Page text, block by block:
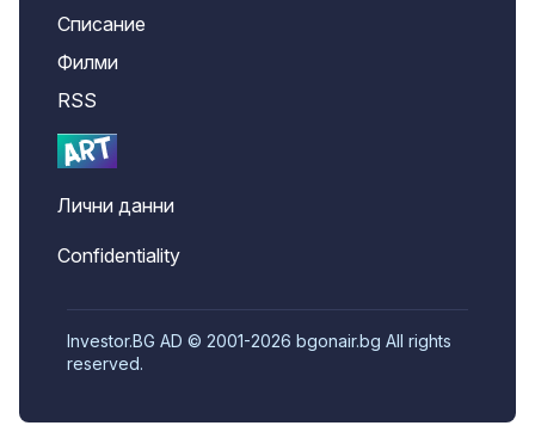
Списание
Филми
RSS
Лични данни
Confidentiality
Investor.BG AD © 2001-2026 bgonair.bg All rights
reserved.